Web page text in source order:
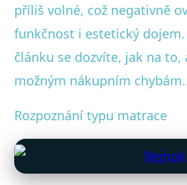
příliš volné, což negativně
funkčnost i estetický
článku se dozvíte, jak na
možným nákupním chybám.
Rozpoznání typu matrace